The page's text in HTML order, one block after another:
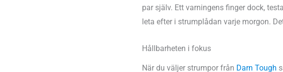
par själv. Ett varningens finger dock,
leta efter i strumplådan varje morgon.
Hållbarheten i fokus
När du väljer strumpor från Darn Tough